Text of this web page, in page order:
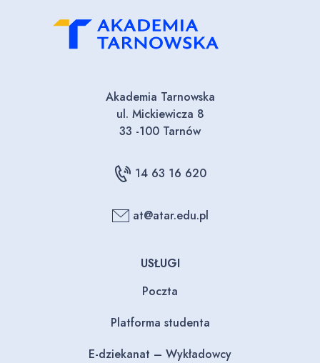
Akademia Tarnowska
ul. Mickiewicza 8
33 -100 Tarnów
14 63 16 620
at@atar.edu.pl
USŁUGI
Poczta
Platforma studenta
E-dziekanat – Wykładowcy